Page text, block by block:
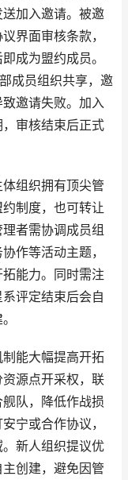
加入邀请。被邀
界面审核条款，
成为盟约成员。
成员组织共享，邀
邀请失败。加入
审核结束后正式
组织拥有顶尖管
制度，也可转让
者需协调成员组
作等活动主题，
能力。同时需注
评定结束后会自
能大幅提高开拓
源点开采权，联
队，降低作战损
宁或合作协议，
新人组织提议优
创建，避免因管